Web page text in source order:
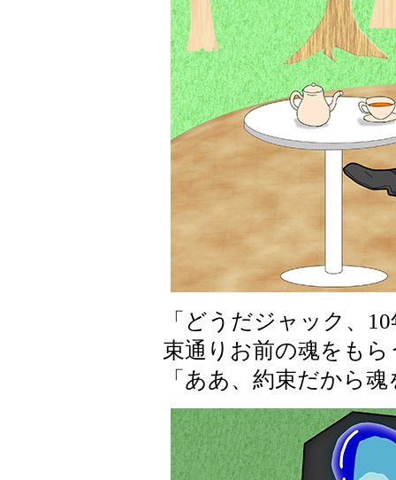
「どうだジャック、
束通りお前の魂をもら
「ああ、約束だから